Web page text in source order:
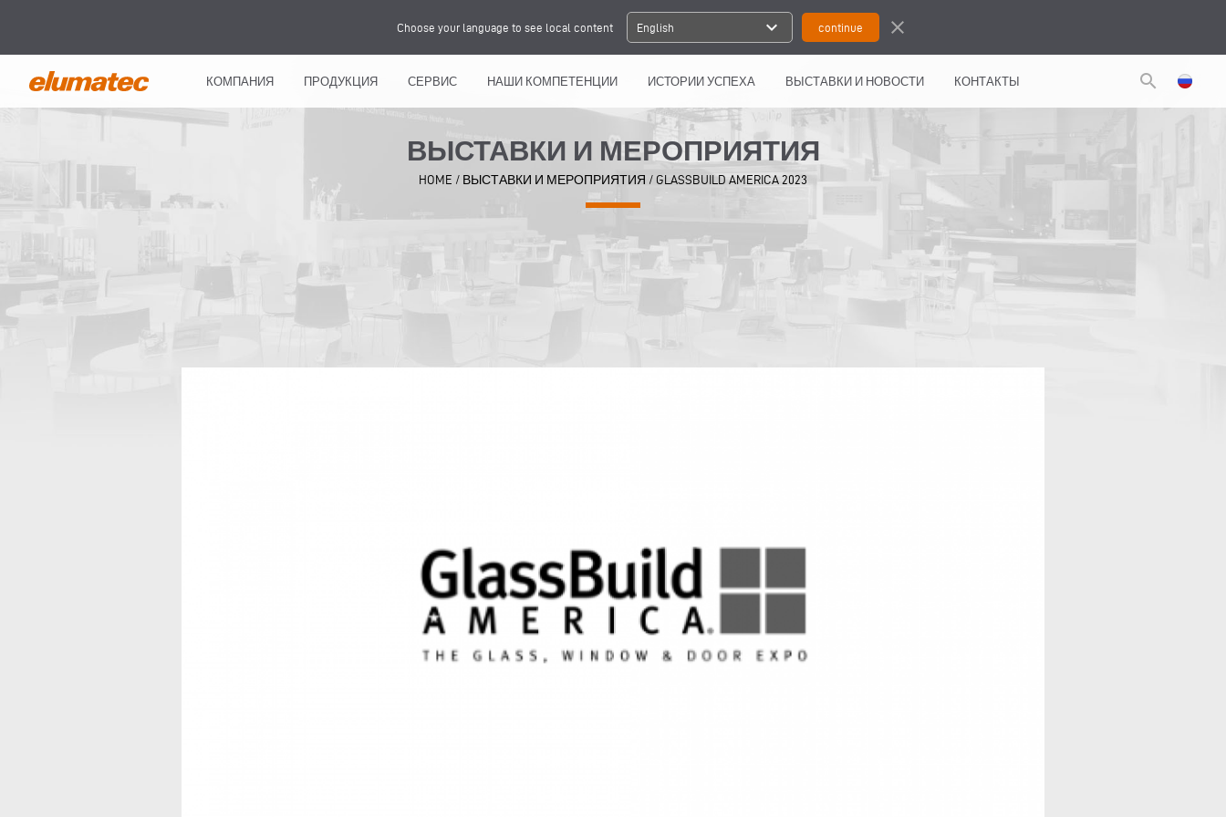
Choose your language to see local content English expand_more close
КОМПАНИЯ ПРОДУКЦИЯ СЕРВИС НАШИ КОМПЕТЕНЦИИ ИСТОРИИ УСПЕХА ВЫСТАВКИ И НОВОСТИ КОНТАКТЫ search
ВЫСТАВКИ И МЕРОПРИЯТИЯ
HOME / ВЫСТАВКИ И МЕРОПРИЯТИЯ / GLASSBUILD AMERICA 2023